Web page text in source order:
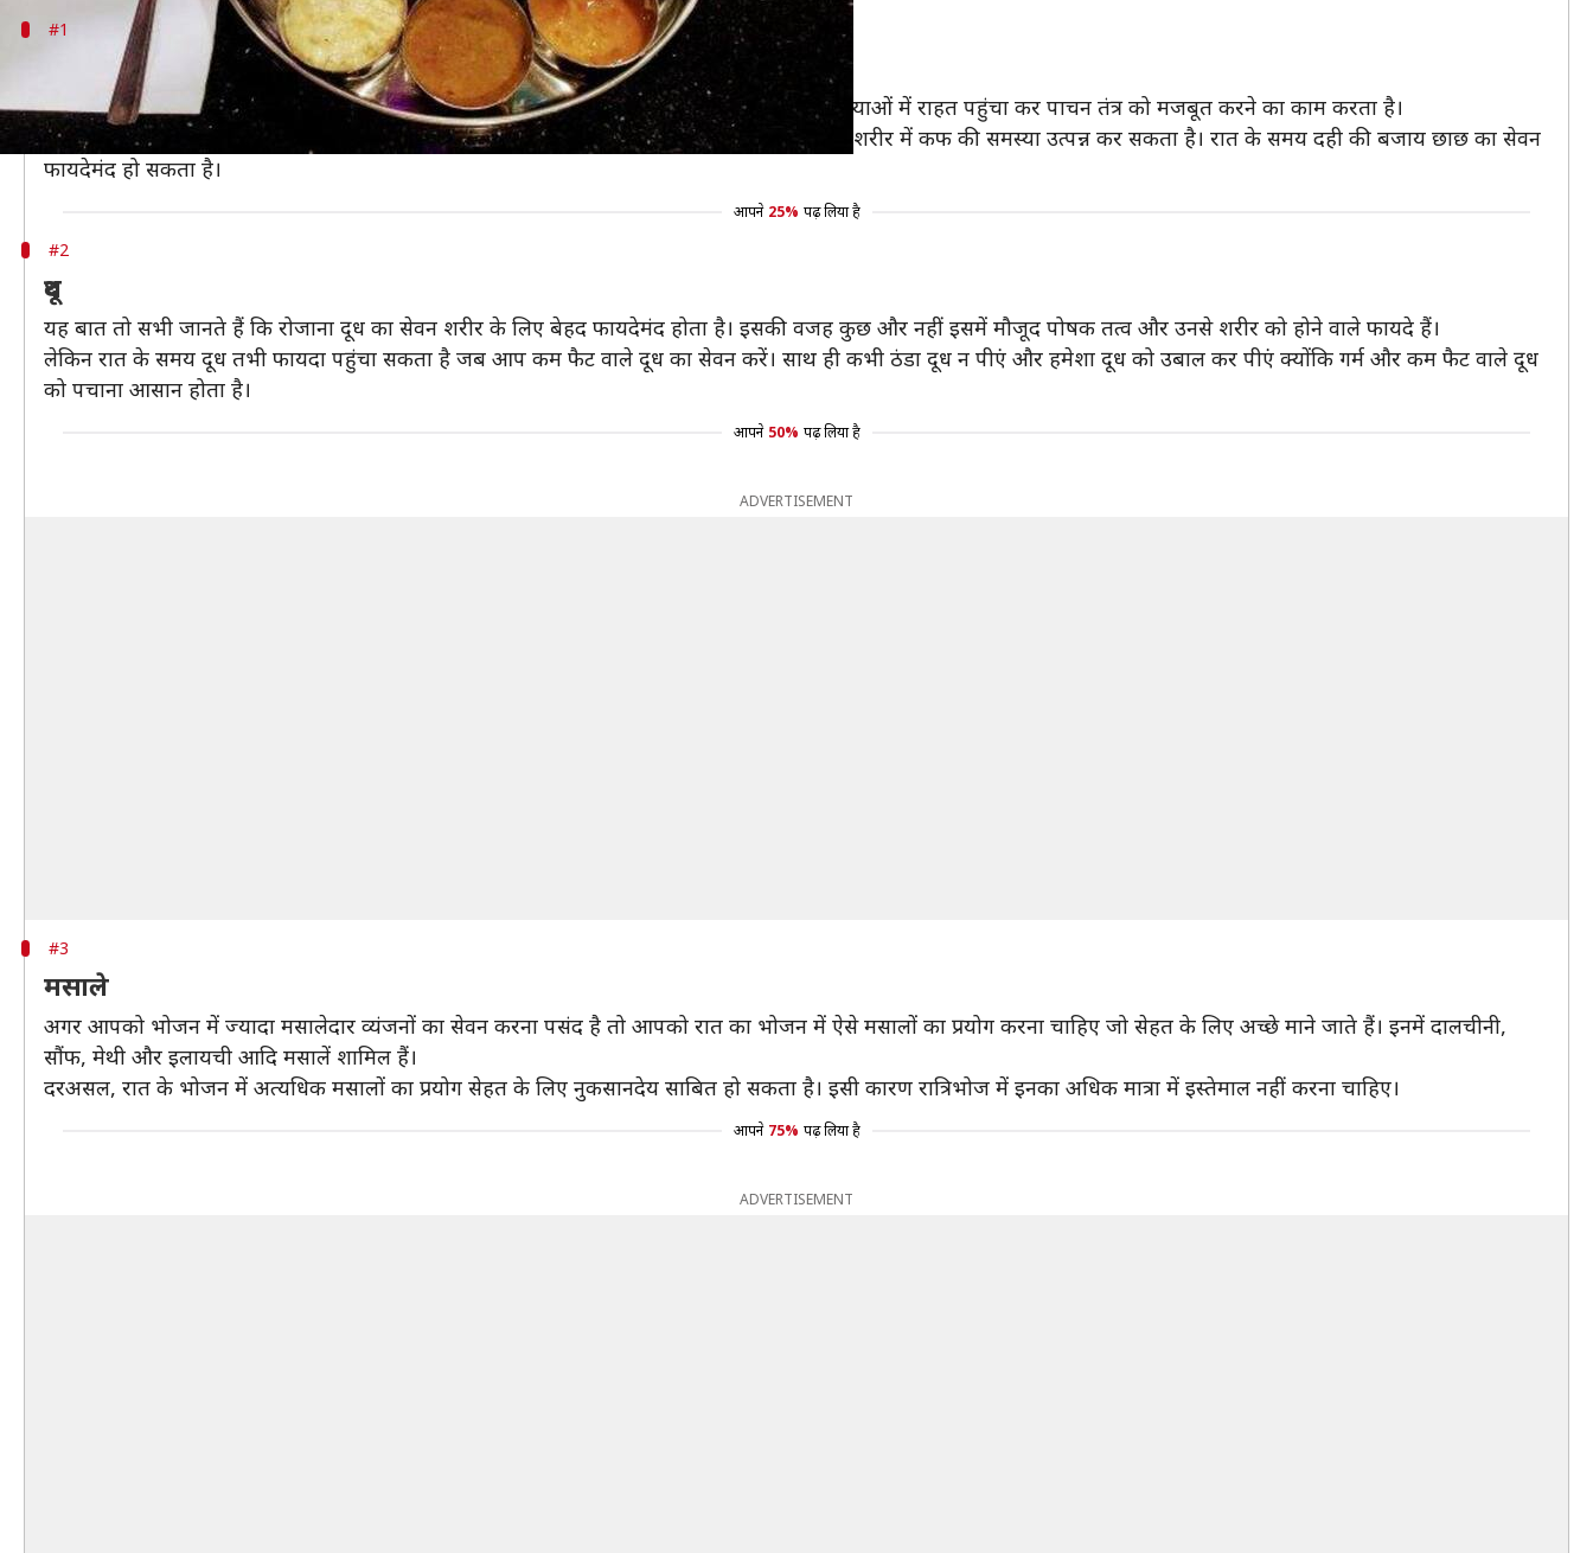
#1
दही को कई तरह के व्यंजनों को बनाने के लिए इस्तेमाल किया जाता है क्योंकि यह पाचन संबंधी कुछ समस्याओं में राहत पहुंचा कर पाचन तंत्र को मजबूत करने का काम करता है।
लेकिन रात के समय दही का सेवन विपरीत तरीके से काम करता है। दरअसल, रात के समय दही का सेवन शरीर में कफ की समस्या उत्पन्न कर सकता है। रात के समय दही की बजाय छाछ का सेवन
फायदेमंद हो सकता है।
आपने 25% पढ़ लिया है
#2
दूध
यह बात तो सभी जानते हैं कि रोजाना दूध का सेवन शरीर के लिए बेहद फायदेमंद होता है। इसकी वजह कुछ और नहीं इसमें मौजूद पोषक तत्व और उनसे शरीर को होने वाले फायदे हैं।
लेकिन रात के समय दूध तभी फायदा पहुंचा सकता है जब आप कम फैट वाले दूध का सेवन करें। साथ ही कभी ठंडा दूध न पीएं और हमेशा दूध को उबाल कर पीएं क्योंकि गर्म और कम फैट वाले दूध
को पचाना आसान होता है।
आपने 50% पढ़ लिया है
ADVERTISEMENT
#3
मसाले
अगर आपको भोजन में ज्यादा मसालेदार व्यंजनों का सेवन करना पसंद है तो आपको रात का भोजन में ऐसे मसालों का प्रयोग करना चाहिए जो सेहत के लिए अच्छे माने जाते हैं। इनमें दालचीनी,
सौंफ, मेथी और इलायची आदि मसालें शामिल हैं।
दरअसल, रात के भोजन में अत्यधिक मसालों का प्रयोग सेहत के लिए नुकसानदेय साबित हो सकता है। इसी कारण रात्रिभोज में इनका अधिक मात्रा में इस्तेमाल नहीं करना चाहिए।
आपने 75% पढ़ लिया है
ADVERTISEMENT